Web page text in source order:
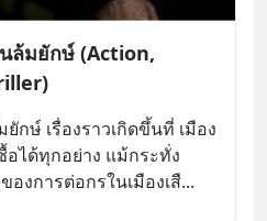
ล้มยักษ์ (Action,
กษ์ เรื่องราวเกิดขึ้นที่ เมือง
อได้ทุกอย่าง แม้กระทั่ง
องการต่อกรในเมืองเสื